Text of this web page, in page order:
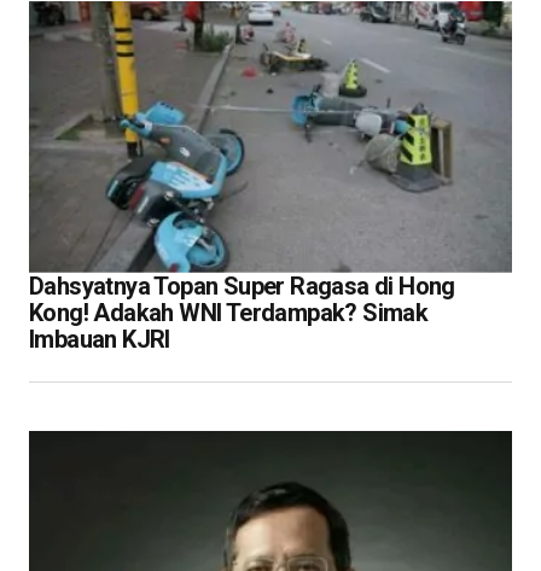
Dahsyatnya Topan Super Ragasa di Hong
Kong! Adakah WNI Terdampak? Simak
Imbauan KJRI